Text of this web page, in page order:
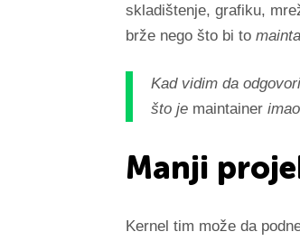
skladištenje, grafiku,
brže nego što bi to
Kad vidim da
što je maintainer
Manji
Kernel tim može da